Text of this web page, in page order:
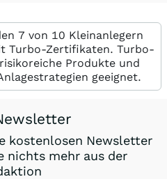
7 von 10 Kleinanlegern
Turbo-Zertifikaten. Turbo-
Produkte und
geeignet.
kostenlosen Newsletter
nichts mehr aus der